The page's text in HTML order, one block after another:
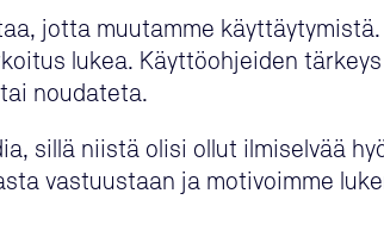
jotta muutamme käyttäytymistä.
lukea. Käyttöohjeiden tärkeys
noudateta.
sillä niistä olisi ollut ilmiselvää
vastuustaan ja motivoimme